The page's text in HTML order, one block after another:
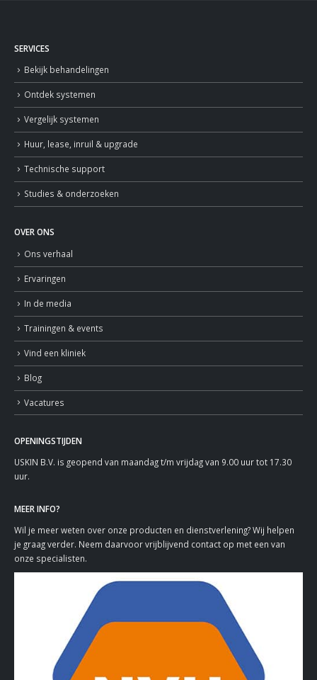
SERVICES
Bekijk behandelingen
Ontdek systemen
Vergelijk systemen
Huur, lease, inruil & upgrade
Technische support
Studies & onderzoeken
OVER ONS
Ons verhaal
Ervaringen
In de media
Trainingen & events
Vind een kliniek
Blog
Vacatures
OPENINGSTIJDEN
USKIN B.V. is geopend van maandag t/m vrijdag van 9.00 uur tot 17.30
uur.
MEER INFO?
Wil je meer weten over onze producten en dienstverlening? Wij helpen
je graag verder. Neem daarvoor vrijblijvend contact op met een van
onze specialisten.